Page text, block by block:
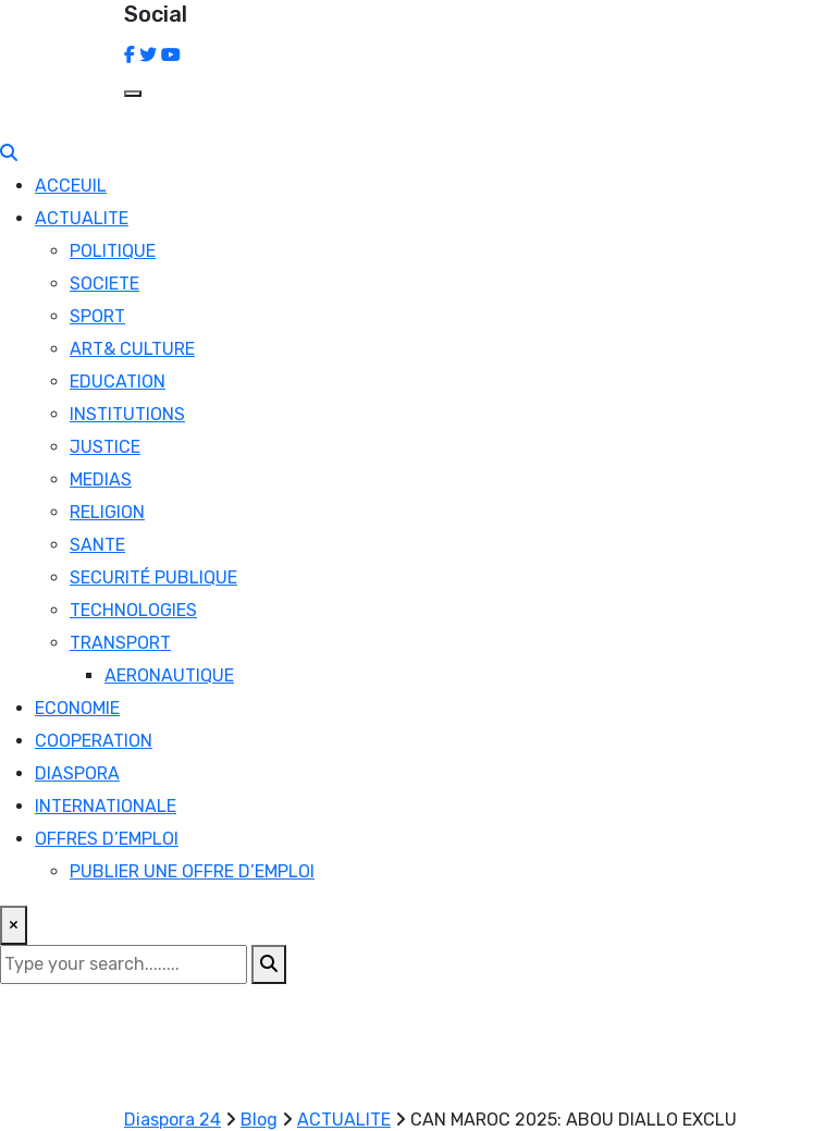
Social
ACCEUIL
ACTUALITE
POLITIQUE
SOCIETE
SPORT
ART& CULTURE
EDUCATION
INSTITUTIONS
JUSTICE
MEDIAS
RELIGION
SANTE
SECURITÉ PUBLIQUE
TECHNOLOGIES
TRANSPORT
AERONAUTIQUE
ECONOMIE
COOPERATION
DIASPORA
INTERNATIONALE
OFFRES D’EMPLOI
PUBLIER UNE OFFRE D’EMPLOI
×
Diaspora 24 Blog ACTUALITE CAN MAROC 2025: ABOU DIALLO EXCLU